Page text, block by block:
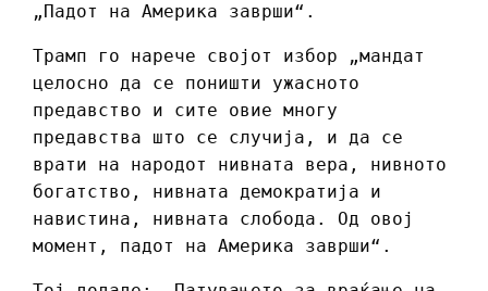
„Падот на Америка заврши“.
Трамп го нарече својот избор „мандат
целосно да се поништи ужасното
предавство и сите овие многу
предавства што се случија, и да се
врати на народот нивната вера, нивното
богатство, нивната демократија и
навистина, нивната слобода. Од овој
момент, падот на Америка заврши“.